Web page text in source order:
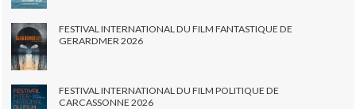
FESTIVAL INTERNATIONAL DU FILM FANTASTIQUE DE
GERARDMER 2026
FESTIVAL INTERNATIONAL DU FILM POLITIQUE DE
CARCASSONNE 2026